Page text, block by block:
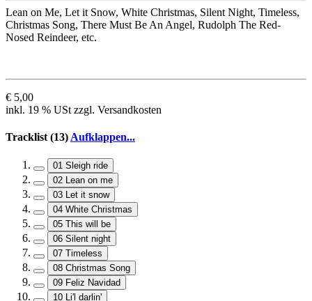
Lean on Me, Let it Snow, White Christmas, Silent Night, Timeless,
Christmas Song, There Must Be An Angel, Rudolph The Red-
Nosed Reindeer, etc.
€ 5,00
inkl. 19 % USt zzgl. Versandkosten
Tracklist (13) Aufklappen...
01 Sleigh ride
02 Lean on me
03 Let it snow
04 White Christmas
05 This will be
06 Silent night
07 Timeless
08 Christmas Song
09 Feliz Navidad
10 Li'l darlin'